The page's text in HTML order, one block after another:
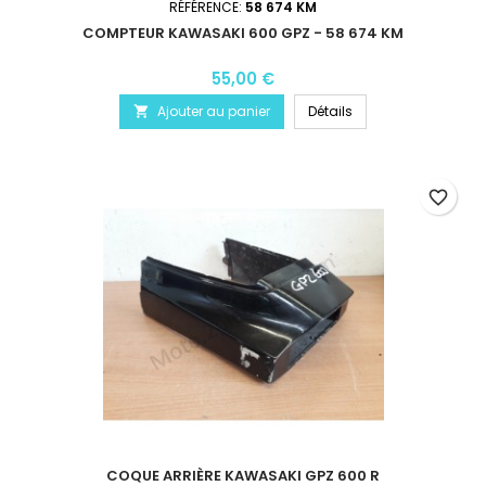
RÉFÉRENCE: 58 674 KM
COMPTEUR KAWASAKI 600 GPZ - 58 674 KM
55,00 €
 Ajouter au panier Détails
COQUE ARRIÈRE KAWASAKI GPZ 600 R
favorite_border